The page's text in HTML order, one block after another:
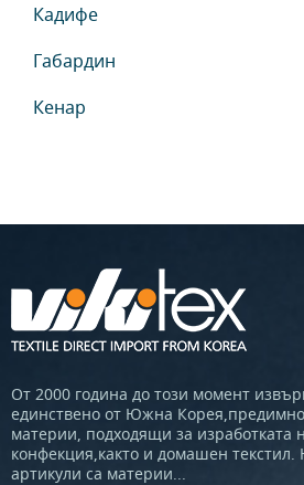
Кадифе
Габардин
Кенар
От 2000 година до този момент
единствено от Южна
материи, подходящи за изработката
конфекция,както и домашен
артикули са материи...